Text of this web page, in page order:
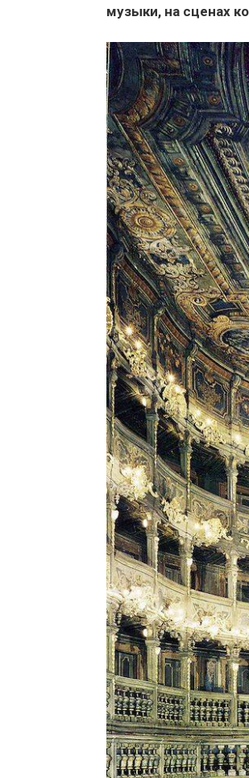
музыки, на сценах